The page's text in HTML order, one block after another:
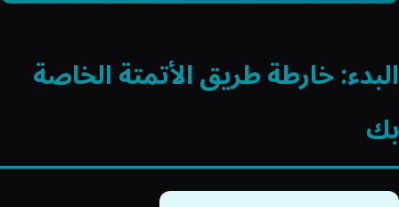
البدء: خارطة طريق الأتمتة الخاصة
بك